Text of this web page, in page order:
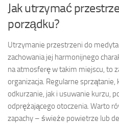
Jak utrzymać
porządku?
Utrzymanie przestrzeni do
zachowania jej harmonijnego
na atmosferę w takim miejscu, to
organizacja. Regularne
odkurzanie, jak i usuwanie kurzu,
odprężającego otoczenia. Warto
zapachy – świeże powietrze lub